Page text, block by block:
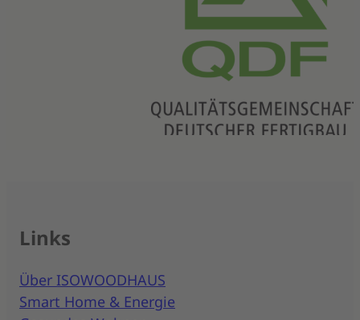
Links
Über ISOWOODHAUS
Smart Home & Energie